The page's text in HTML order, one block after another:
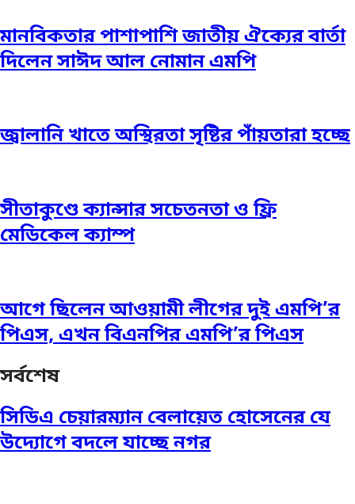
মানবিকতার পাশাপাশি জাতীয় ঐক্যের বার্তা
দিলেন সাঈদ আল নোমান এমপি
জ্বালানি খাতে অস্থিরতা সৃষ্টির পাঁয়তারা হচ্ছে
সীতাকুণ্ডে ক্যান্সার সচেতনতা ও ফ্রি
মেডিকেল ক্যাম্প
আগে ছিলেন আওয়ামী লীগের দুই এমপি’র
পিএস, এখন বিএনপির এমপি’র পিএস
সর্বশেষ
সিডিএ চেয়ারম্যান বেলায়েত হোসেনের যে
উদ্যোগে বদলে যাচ্ছে নগর